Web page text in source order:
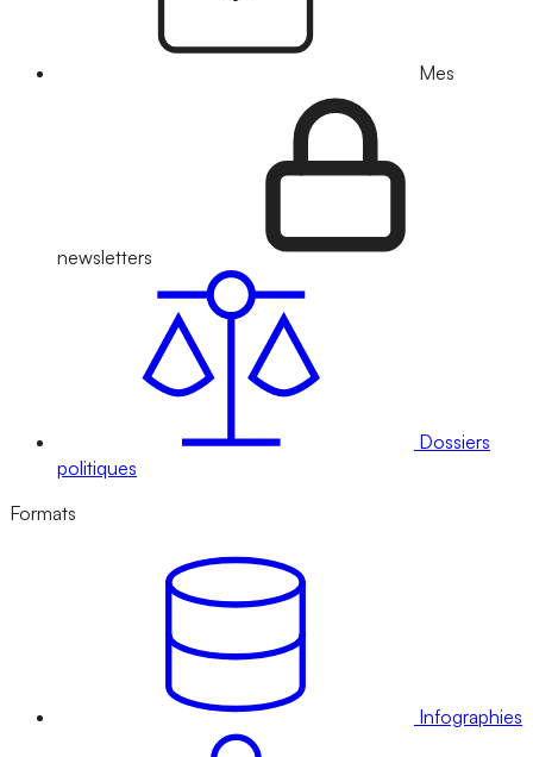
Mes
newsletters
Dossiers
politiques
Formats
Infographies